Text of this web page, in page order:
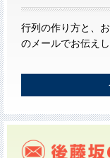
行列の作り方と、
のメールでお伝えし